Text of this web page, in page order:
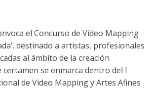
el Concurso de Vídeo Mapping
destinado a artistas, profesionales
al ámbito de la creación
certamen se enmarca dentro del I
de Vídeo Mapping y Artes Afines